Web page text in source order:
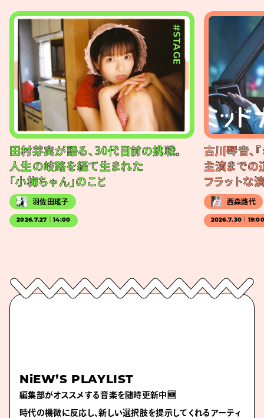
#STAGE
田村芽実が語る、30代目前の挑戦。
人生の岐路を経て生まれた
「小梅ちゃん」のこと
羽佐田瑤子
2026.7.27｜14:00
古川琴音、
主演までの
フラットな
西森路代
2026.7.30｜
NiEW’S PLAYLIST
編集部がオススメする音楽を随時更新中🆕
時代の機微に反応し、新しい選択肢を提示してくれるアーティ